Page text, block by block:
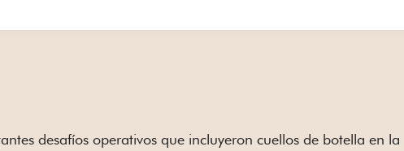
desafíos operativos que incluyeron cuellos de botella en la